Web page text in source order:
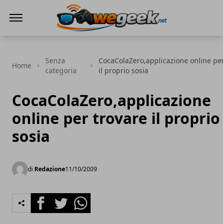
Home
Senza
categoria
CocaColaZero,applicazione online
il proprio sosia
CocaColaZero,applicazione
online per trovare il proprio
sosia
di Redazione11/10/2009
FacebookTwitterWhatsapp